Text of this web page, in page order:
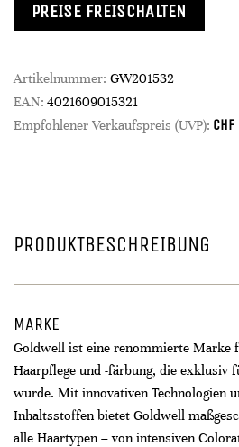
PREISE FREISCHALTEN
Artikelnummer: GW201532
EAN: 4021609015321
Empfohlener Verkaufspreis (UVP): CHF
PRODUKTBESCHREIBUNG
MARKE
Goldwell ist eine renommierte Marke
Haarpflege und -färbung, die exklusiv
wurde. Mit innovativen Technologien
Inhaltsstoffen bietet Goldwell
alle Haartypen – von intensiven